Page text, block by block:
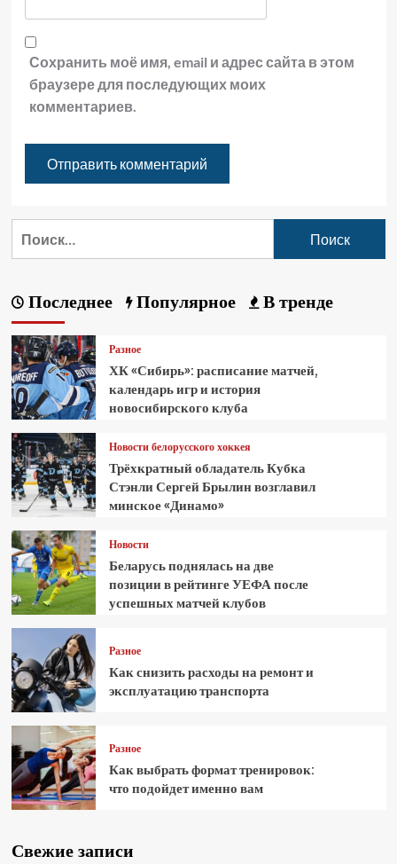
Сохранить моё имя, email и адрес сайта в этом
браузере для последующих моих
комментариев.
Последнее Популярное В тренде
Разное
ХК «Сибирь»: расписание матчей,
календарь игр и история
новосибирского клуба
Новости белорусского хоккея
Трёхкратный обладатель Кубка
Стэнли Сергей Брылин возглавил
минское «Динамо»
Новости
Беларусь поднялась на две
позиции в рейтинге УЕФА после
успешных матчей клубов
Разное
Как снизить расходы на ремонт и
эксплуатацию транспорта
Разное
Как выбрать формат тренировок:
что подойдет именно вам
Свежие записи